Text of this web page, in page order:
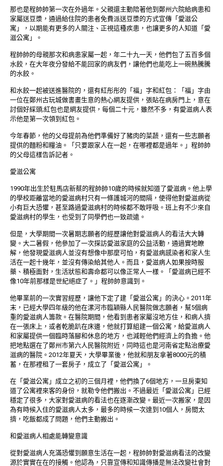
那也是程帥帥第一次在外過年。父親還主動陪著他到鄭州六院給病患和
家屬送豆漿，通過給住院的患者免費派送豆漿的方式宣傳「愛滋公
寓」，以期能有更多的人關注、正視這種疾患，也讓更多的人知道「愛
滋公寓」。
程帥帥的母親那次和病患家屬一起，年二十九一天，他們包了五百多個
水餃，在大年夜分發給不能回家的病友們，讓他們也能吃上一碗熱騰騰
的水餃。
和水餃一起被送進醫院的，還有紅彤彤的「福」字和紅包：「福」字由
一位在鄭州古玩城做書畫生意的熱心網友提供，張貼在病房門上，意在
討個好綵頭;紅包也是網友提供，每個二十元，雖然不多，有愛滋病人表
示他是第一次領到紅包。
今年春節，他的父母提前為他們準備好了豬肉的菜蔬，還有一些志願者
提供的麵粉和糧油。「只要跟家人在一起，在哪裡都是過年。」程帥帥
的父母這樣告訴記者。
愛滋公寓
1990年出生於駐馬店新蔡的程帥帥10歲的時候就知道了愛滋病。他上學
的學校距離當地的愛滋病村只有一條護城河的間隔，使得他對愛滋病從
小有巨大恐懼，甚至路過愛滋病村的時候都不敢呼吸。班上有不少來自
愛滋病村的學生，也受到了同學們也一致疏遠。
但是，大學期間一次暑期志願者的經歷讓他對愛滋病人的看法大大轉
變。大二暑假，他參加了一次探訪愛滋家庭的公益活動，通過實地瞭
解，他發現愛滋病人並沒有想像中那麼可怕，有愛滋病感染者和家人生
活在一起十幾年，並沒有傳染給其他人。而且，愛滋病人如果按時服
藥、積極面對，生活狀態和壽命都可以像正常人一樣。「愛滋病已經不
像10年前那樣是世紀絕症了。」程帥帥意識到。
他畢業前的一次實習經歷，讓他下定了建「愛滋公寓」的決心。2011年
末，已經大學四年級的他在漯河市臨穎縣人民醫院做志願者，幫5個病
重的愛滋病人籌款。在醫院期間，他看到患者家屬沒地方住，和病人擠
在一張床上，或者乾脆趴在床邊，他就打算組建一個公寓，給愛滋病人
和家屬提供一個臨時落腳和休息的地方，也減輕他們經濟上的負擔。他
把地點選在了鄭州市第六人民醫院附近，同時這也是河南省定點治療愛
滋病的醫院。2012年夏天，大學畢業後，他就和朋友拿著8000元的積
蓄，在那裡租了一套房子，成立了「愛滋公寓」。
在「愛滋公寓」成立之初的三個月裡，他們換了6個地方，一旦房東知
道了公寓裡來客的身份，就勒令他們搬出。不過最近「愛滋公寓」已經
穩定了很多，大家對愛滋病的看法也在逐漸改變。最近一次搬家，是因
為有時候入住的愛滋病人太多，最多的時候一次達到10個人，房間太
擠，吃飯都成了問題，他們主動搬出。
和愛滋病人相處能轉變意識
從對愛滋病人充滿恐懼到願意生活在一起，程帥帥對愛滋病看法的改變
源於實實在在的接觸。他認為，只靠宣傳和知識傳播是無法改變社會對